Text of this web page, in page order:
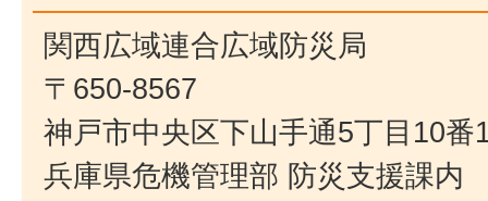
関西広域連合広域防災局
〒650-8567
神戸市中央区下山手通5丁目10番
兵庫県危機管理部 防災支援課内